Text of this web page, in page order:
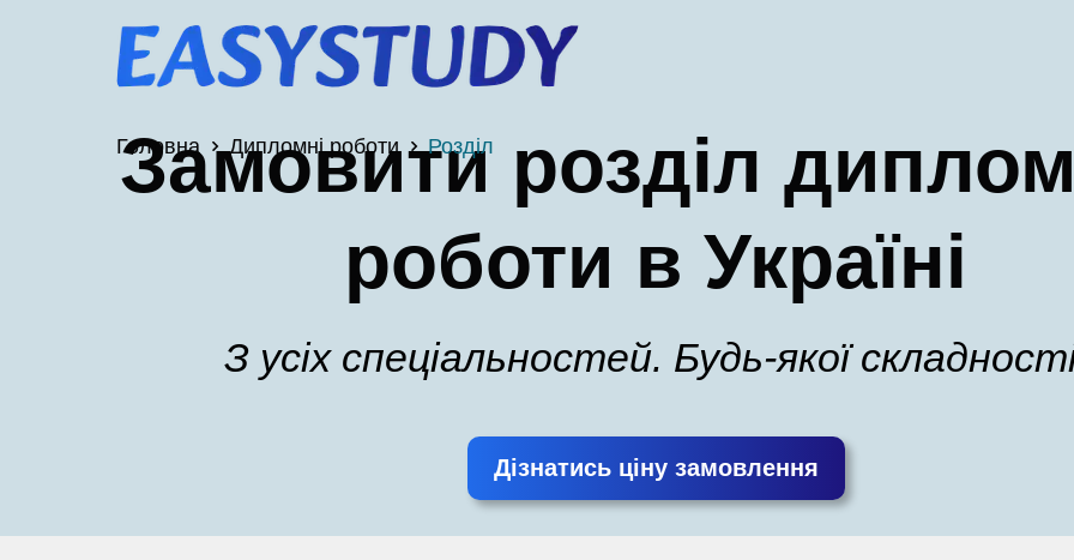
Замовити розділ
роботи в Україні
З усіх спеціальностей. Будь-якої
Дізнатись ціну замовлення
Головна Дипломні роботи Розділ